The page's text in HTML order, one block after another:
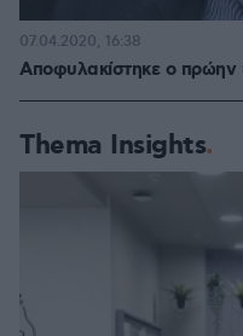
Αποφυλακίστηκε ο πρώην
07.04.2020, 16:38
Thema Insights